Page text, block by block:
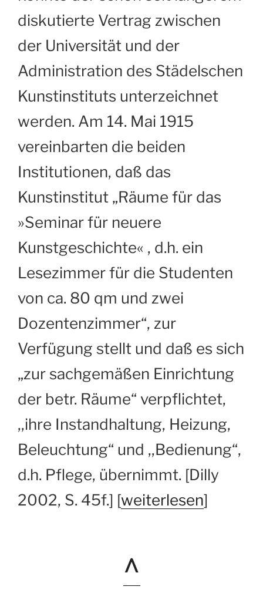
diskutierte Vertrag zwischen
der Universität und der
Administration des Städelschen
Kunstinstituts unterzeichnet
werden. Am 14. Mai 1915
vereinbarten die beiden
Institutionen, daß das
Kunstinstitut „Räume für das
»Seminar für neuere
Kunstgeschichte« , d.h. ein
Lesezimmer für die Studenten
von ca. 80 qm und zwei
Dozentenzimmer“, zur
Verfügung stellt und daß es sich
„zur sachgemäßen Einrichtung
der betr. Räume“ verpflichtet,
,,ihre Instandhaltung, Heizung,
Beleuchtung“ und ,,Bedienung“,
d.h. Pflege, übernimmt. [Dilly
2002, S. 45f.] [weiterlesen]
^